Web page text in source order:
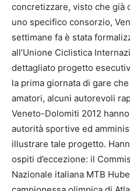
concretizzare, visto che già
uno specifico consorzio,
settimane fa è stata
all’Unione Ciclistica
dettagliato progetto
la prima giornata di gare
amatori, alcuni autorevoli
Veneto-Dolomiti 2012
autorità sportive ed
illustrare tale progetto.
ospiti d’eccezione: il
Nazionale italiana MTB